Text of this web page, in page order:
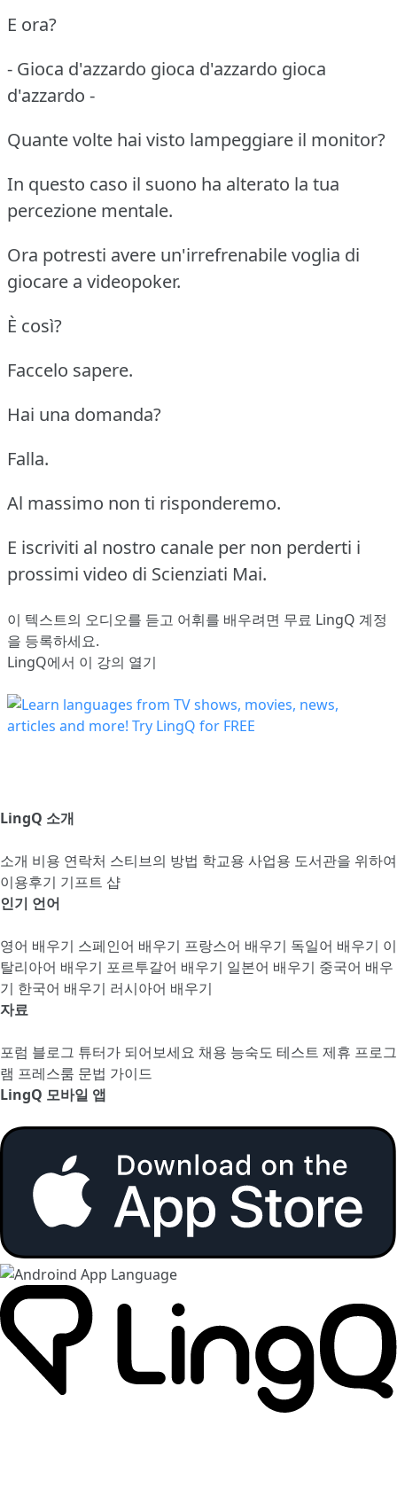
E ora?
- Gioca d'azzardo gioca d'azzardo gioca
d'azzardo -
Quante volte hai visto lampeggiare il monitor?
In questo caso il suono ha alterato la tua
percezione mentale.
Ora potresti avere un'irrefrenabile voglia di
giocare a videopoker.
È così?
Faccelo sapere.
Hai una domanda?
Falla.
Al massimo non ti risponderemo.
E iscriviti al nostro canale per non perderti i
prossimi video di Scienziati Mai.
이 텍스트의 오디오를 듣고 어휘를 배우려면 무료 LingQ 계정
을 등록하세요.
LingQ에서 이 강의 열기
LingQ 소개
소개 비용 연락처 스티브의 방법 학교용 사업용 도서관을 위하여
이용후기 기프트 샵
인기 언어
영어 배우기 스페인어 배우기 프랑스어 배우기 독일어 배우기 이
탈리아어 배우기 포르투갈어 배우기 일본어 배우기 중국어 배우
기 한국어 배우기 러시아어 배우기
자료
포럼 블로그 튜터가 되어보세요 채용 능숙도 테스트 제휴 프로그
램 프레스룸 문법 가이드
LingQ 모바일 앱